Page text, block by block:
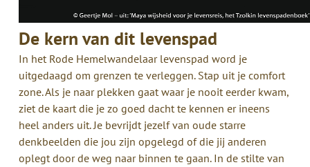
De kern van dit levenspad
In het Rode Hemelwandelaar levenspad word je
uitgedaagd om grenzen te verleggen. Stap uit je comfort
zone. Als je naar plekken gaat waar je nooit eerder kwam,
ziet de kaart die je zo goed dacht te kennen er ineens
heel anders uit. Je bevrijdt jezelf van oude starre
denkbeelden die jou zijn opgelegd of die jij anderen
oplegt door de weg naar binnen te gaan. In de stilte van